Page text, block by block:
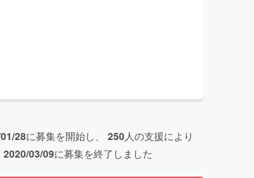
28に募集を開始し、 250人の支援により
2020/03/09に募集を終了しました